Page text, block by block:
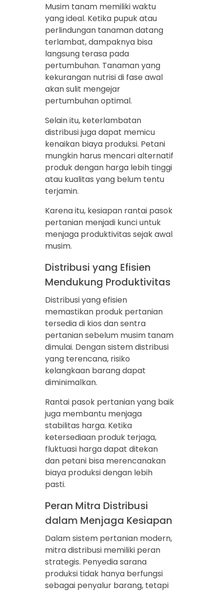
Musim tanam memiliki waktu
yang ideal. Ketika pupuk atau
perlindungan tanaman datang
terlambat, dampaknya bisa
langsung terasa pada
pertumbuhan. Tanaman yang
kekurangan nutrisi di fase awal
akan sulit mengejar
pertumbuhan optimal.
Selain itu, keterlambatan
distribusi juga dapat memicu
kenaikan biaya produksi. Petani
mungkin harus mencari alternatif
produk dengan harga lebih tinggi
atau kualitas yang belum tentu
terjamin.
Karena itu, kesiapan rantai pasok
pertanian menjadi kunci untuk
menjaga produktivitas sejak awal
musim.
Distribusi yang Efisien
Mendukung Produktivitas
Distribusi yang efisien
memastikan produk pertanian
tersedia di kios dan sentra
pertanian sebelum musim tanam
dimulai. Dengan sistem distribusi
yang terencana, risiko
kelangkaan barang dapat
diminimalkan.
Rantai pasok pertanian yang baik
juga membantu menjaga
stabilitas harga. Ketika
ketersediaan produk terjaga,
fluktuasi harga dapat ditekan
dan petani bisa merencanakan
biaya produksi dengan lebih
pasti.
Peran Mitra Distribusi
dalam Menjaga Kesiapan
Dalam sistem pertanian modern,
mitra distribusi memiliki peran
strategis. Penyedia sarana
produksi tidak hanya berfungsi
sebagai penyalur barang, tetapi